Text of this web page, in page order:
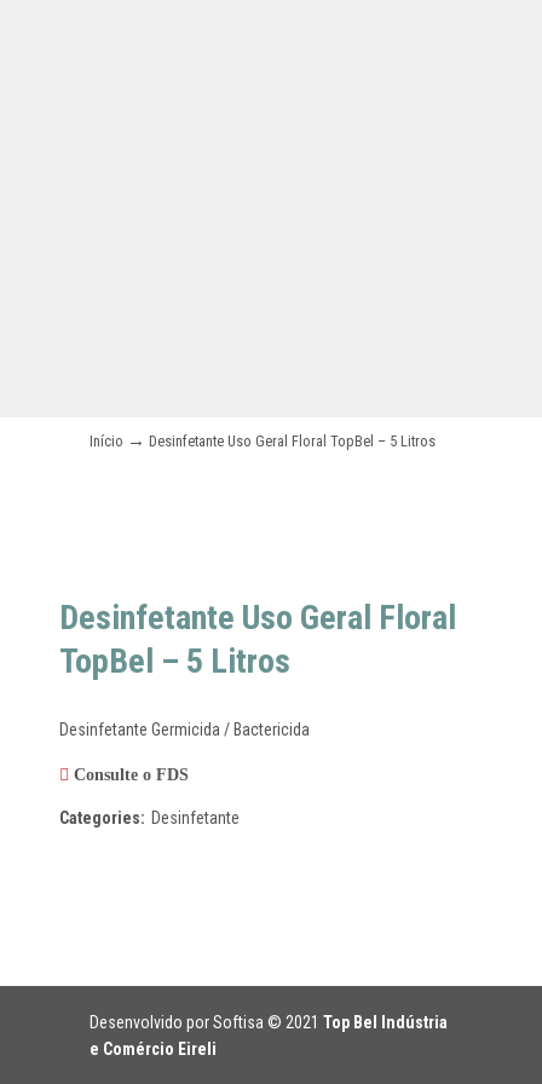
Início → Desinfetante Uso Geral Floral TopBel – 5 Litros
Desinfetante Uso Geral Floral
TopBel – 5 Litros
Desinfetante Germicida / Bactericida
Consulte o FDS
Categories: Desinfetante
Desenvolvido por Softisa © 2021 Top Bel Indústria
e Comércio Eireli